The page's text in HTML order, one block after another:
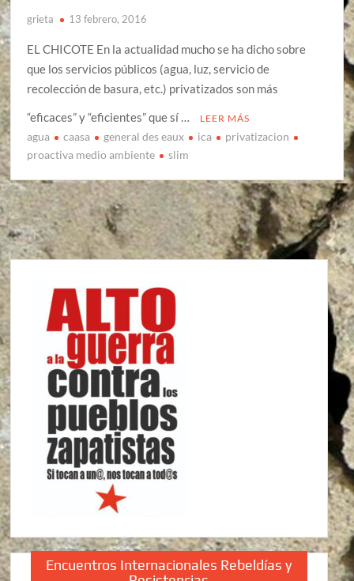
grieta 13 febrero, 2016
EL CHICOTE En la actualidad mucho se ha dicho sobre
que los servicios públicos (agua, luz, servicio de
recolección de basura, etc.) privatizados son más
“eficaces” y “eficientes” que sí …
LEER MÁS
agua caasa general des eaux ica
privatizacion
proactiva medio ambiente
slim
Encuentros Internacionales Rebeldías y